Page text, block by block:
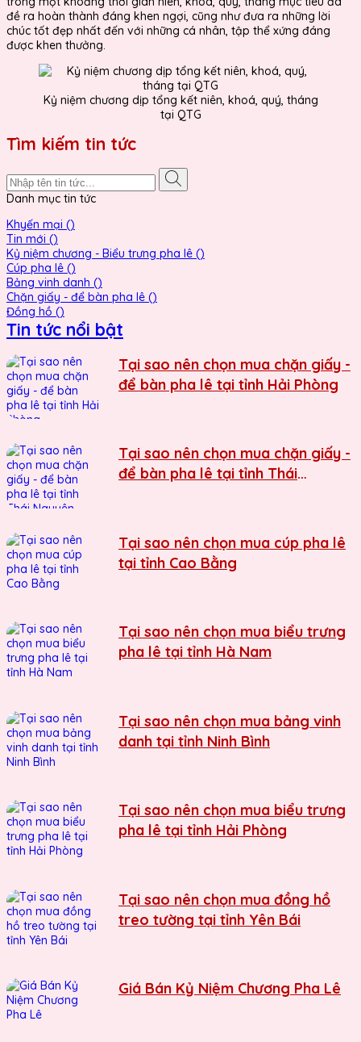
đề ra hoàn thành đáng khen ngợi, cũng như đưa ra những lời
chúc tốt đẹp nhất đến với những cá nhân, tập thể xứng đáng
được khen thưởng.
Kỷ niệm chương dịp tổng kết niên, khoá, quý, tháng
tại QTG
Tìm kiếm tin tức
Danh mục tin tức
Khyến mại ()
Tin mới ()
Kỷ niệm chương - Biểu trưng pha lê ()
Cúp pha lê ()
Bảng vinh danh ()
Chặn giấy - để bàn pha lê ()
Đồng hồ ()
Tin tức nổi bật
Tại sao nên chọn mua chặn giấy -
để bàn pha lê tại tỉnh Hải Phòng
Tại sao nên chọn mua chặn giấy -
để bàn pha lê tại tỉnh Thái
Tại sao nên chọn mua cúp pha lê
tại tỉnh Cao Bằng
Tại sao nên chọn mua biểu trưng
pha lê tại tỉnh Hà Nam
Tại sao nên chọn mua bảng vinh
danh tại tỉnh Ninh Bình
Tại sao nên chọn mua biểu trưng
pha lê tại tỉnh Hải Phòng
Tại sao nên chọn mua đồng hồ
treo tường tại tỉnh Yên Bái
Giá Bán Kỷ Niệm Chương Pha Lê